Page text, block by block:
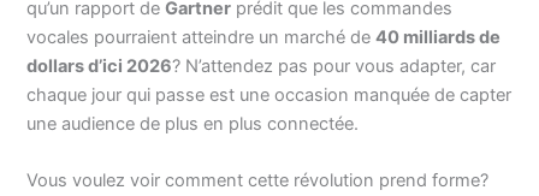
qu’un rapport deGartner prédit que les commandes
vocales pourraient atteindre un marché de40 milliards de
dollars d’ici 2026? N’attendez pas pour vous adapter, car
chaque jour qui passe est une occasion manquée de capter
une audience de plus en plus connectée.
Vous voulez voir comment cette révolution prend forme?